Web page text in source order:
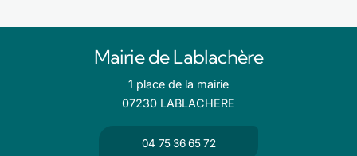
Mairie de Lablachère
1 place de la mairie
07230 LABLACHERE
04 75 36 65 72